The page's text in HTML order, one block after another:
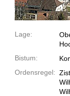
Lage:
Bistum:
Ordensregel: